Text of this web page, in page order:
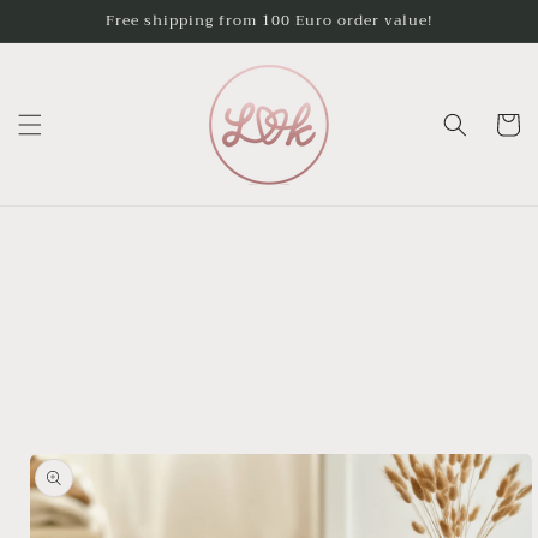
Free shipping from 100 Euro order value!
Cart